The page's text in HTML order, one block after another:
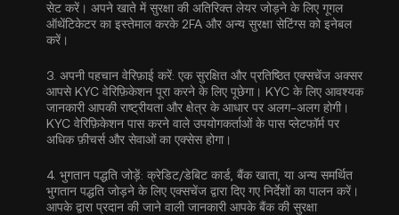
सेट करें। अपने खाते में सुरक्षा की अतिरिक्त लेयर जोड़ने के लिए गूगल
ऑथेंटिकेटर का इस्तेमाल करके 2FA और अन्य सुरक्षा सेटिंग्स को इनेबल
करें।
3. अपनी पहचान वेरिफ़ाई करें: एक सुरक्षित और प्रतिष्ठित एक्सचेंज अक्सर
आपसेKYC वेरिफ़िकेशन पूरा करने के लिए पूछेगा। KYC के लिए आवश्यक
जानकारी आपकी राष्ट्रीयता और क्षेत्र के आधार पर अलग-अलग होगी।
KYC वेरिफ़िकेशन पास करने वाले उपयोगकर्ताओं के पास प्लेटफॉर्म पर
अधिक फ़ीचर्स और सेवाओं का एक्सेस होगा।
4. भुगतान पद्धति जोड़ें: क्रेडिट/डेबिट कार्ड, बैंक खाता, या अन्य समर्थित
भुगतान पद्धति जोड़ने के लिए एक्सचेंज द्वारा दिए गए निर्देशों का पालन करें।
आपके द्वारा प्रदान की जाने वाली जानकारी आपके बैंक की सुरक्षा